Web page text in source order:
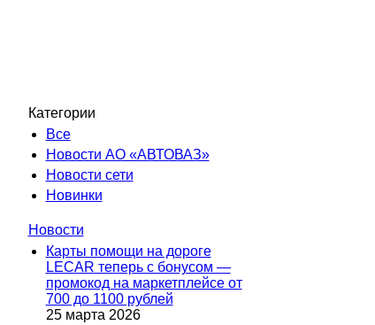
Категории
Все
Новости АО «АВТОВАЗ»
Новости сети
Новинки
Новости
Карты помощи на дороге
LECAR теперь с бонусом —
промокод на маркетплейсе от
700 до 1100 рублей
25 марта 2026